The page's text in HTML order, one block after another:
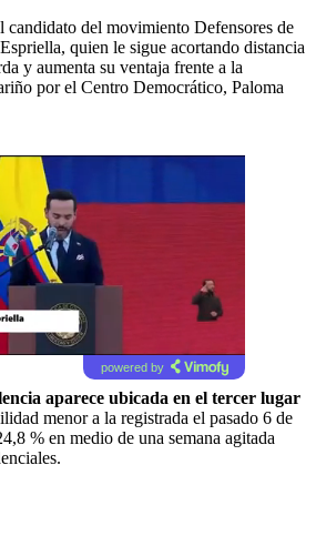
candidato del movimiento Defensores de
quien le sigue acortando distancia
y aumenta su ventaja frente a la
por el Centro Democrático, Paloma
powered by
aparece ubicada en el tercer lugar
menor a la registrada el pasado 6 de
% en medio de una semana agitada